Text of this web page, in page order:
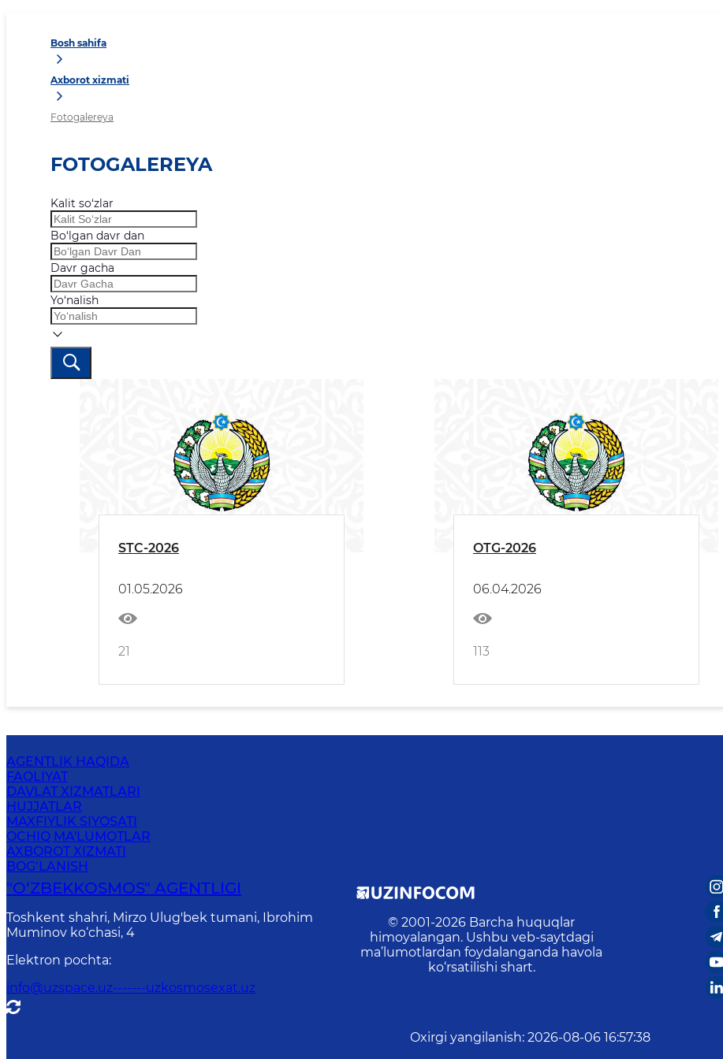
Bosh sahifa
Axborot xizmati
Fotogalereya
FOTOGALEREYA
Kalit so‘zlar
Bo‘lgan davr dan
Davr gacha
Yo‘nalish
STC-2026
01.05.2026
21
OTG-2026
06.04.2026
113
AGENTLIK HAQIDA
FAOLIYAT
DAVLAT XIZMATLARI
HUJJATLAR
MAXFIYLIK SIYOSATI
OCHIQ MA'LUMOTLAR
AXBOROT XIZMATI
BOG‘LANISH
"O‘ZBEKKOSMOS" AGENTLIGI
Toshkent shahri, Mirzo Ulug'bek tumani, Ibrohim
Muminov ko‘chasi, 4
Elektron pochta:
info@uzspace.uz-------uzkosmosexat.uz
© 2001-2026 Barcha huquqlar
himoyalangan. Ushbu veb-saytdagi
ma’lumotlardan foydalanganda havola
ko‘rsatilishi shart.
Oxirgi yangilanish: 2026-08-06 16:57:38